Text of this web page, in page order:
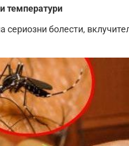
температури
сериозни болести,